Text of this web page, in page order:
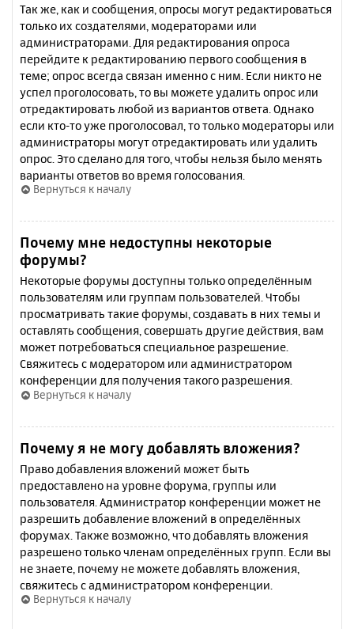
Так же, как и сообщения, опросы могут редактироваться
только их создателями, модераторами или
администраторами. Для редактирования опроса
перейдите к редактированию первого сообщения в
теме; опрос всегда связан именно с ним. Если никто не
успел проголосовать, то вы можете удалить опрос или
отредактировать любой из вариантов ответа. Однако
если кто-то уже проголосовал, то только модераторы или
администраторы могут отредактировать или удалить
опрос. Это сделано для того, чтобы нельзя было менять
варианты ответов во время голосования.
Вернуться к началу
Почему мне недоступны некоторые
форумы?
Некоторые форумы доступны только определённым
пользователям или группам пользователей. Чтобы
просматривать такие форумы, создавать в них темы и
оставлять сообщения, совершать другие действия, вам
может потребоваться специальное разрешение.
Свяжитесь с модератором или администратором
конференции для получения такого разрешения.
Вернуться к началу
Почему я не могу добавлять вложения?
Право добавления вложений может быть
предоставлено на уровне форума, группы или
пользователя. Администратор конференции может не
разрешить добавление вложений в определённых
форумах. Также возможно, что добавлять вложения
разрешено только членам определённых групп. Если вы
не знаете, почему не можете добавлять вложения,
свяжитесь с администратором конференции.
Вернуться к началу